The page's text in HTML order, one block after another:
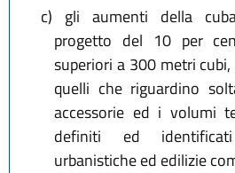
c) gli aumenti della
progetto del 10 per
superiori a 300 metri
quelli che riguardino
accessorie ed i volumi
definiti ed
urbanistiche ed edilizie